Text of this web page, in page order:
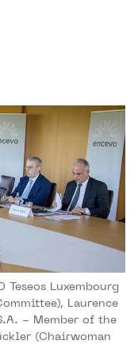
Teseos Luxembourg
Laurence
- Member of the
(Chairwoman